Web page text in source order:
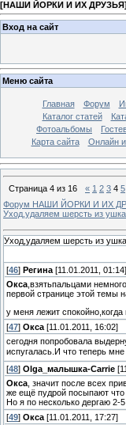
[НАШИ ЙОРКИ И ИХ ДРУЗЬЯ]
Вход на сайт
Меню сайта
Главная Форум
Каталог статей
Фотоальбомы
Карта сайта
Онлайн
Страница 4 из 16 « 1 2 3 4 5
Форум НАШИ ЙОРКИ И ИХ
Уход,удаляем шерсть из
Уход,удаляем шерсть из
[46] Регина [11.01.2011, 01:14]
Окса ,взятьпальцами
первой странице этой темы
у меня лежит
[47] Окса [11.01.2011, 16:02]
сегодня попробовала
испугалась.И что теперь
[48] Olga_малышка-Carrie
Окса , значит после всех
же ещё пудрой посыпают что
Но я по несколько дергаю 2-
[49] Окса [11.01.2011, 17:27]